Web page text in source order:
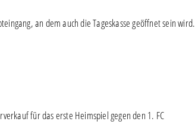
an dem auch die Tageskasse geöffnet sein wird.
für das erste Heimspiel gegen den 1. FC